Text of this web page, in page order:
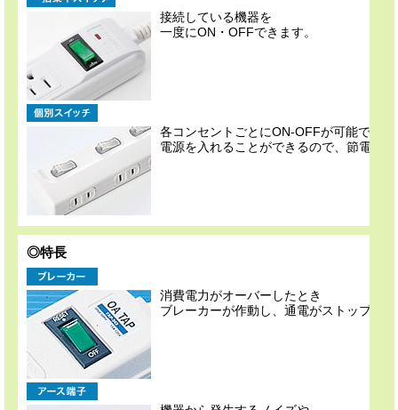
接続している機器を
一度にON・OFFできます。
各コンセントごとにON-OFFが可能で、
電源を入れることができるので、節電に
◎特長
消費電力がオーバーしたとき
ブレーカーが作動し、通電がストップさ